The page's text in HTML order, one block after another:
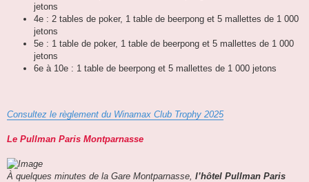
jetons
4e : 2 tables de poker, 1 table de beerpong et 5 mallettes de 1 000
jetons
5e : 1 table de poker, 1 table de beerpong et 5 mallettes de 1 000
jetons
6e à 10e : 1 table de beerpong et 5 mallettes de 1 000 jetons
Consultez le règlement du Winamax Club Trophy 2025
Le Pullman Paris Montparnasse
À quelques minutes de la Gare Montparnasse, l’hôtel Pullman Paris